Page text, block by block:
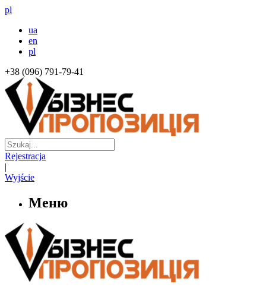
pl
ua
en
pl
+38 (096) 791-79-41
Rejestracja
|
Wyjście
Меню